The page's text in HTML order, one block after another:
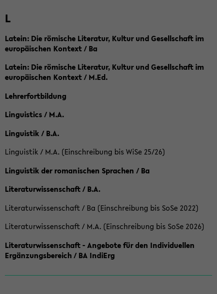
L
Latein: Die römische Literatur, Kultur und Gesellschaft im
europäischen Kontext / Ba
Latein: Die römische Literatur, Kultur und Gesellschaft im
europäischen Kontext / M.Ed.
Lehrerfortbildung
Linguistics / M.A.
Linguistik / B.A.
Linguistik / M.A. (Einschreibung bis WiSe 25/26)
Linguistik der romanischen Sprachen / Ba
Literaturwissenschaft / B.A.
Literaturwissenschaft / Ba (Einschreibung bis SoSe 2022)
Literaturwissenschaft / M.A. (Einschreibung bis SoSe 2026)
Literaturwissenschaft - Angebote für den Individuellen
Ergänzungsbereich / BA IndiErg